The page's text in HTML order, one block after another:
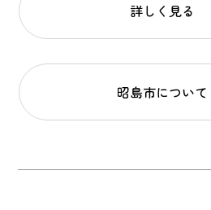
詳しく見る
昭島市について